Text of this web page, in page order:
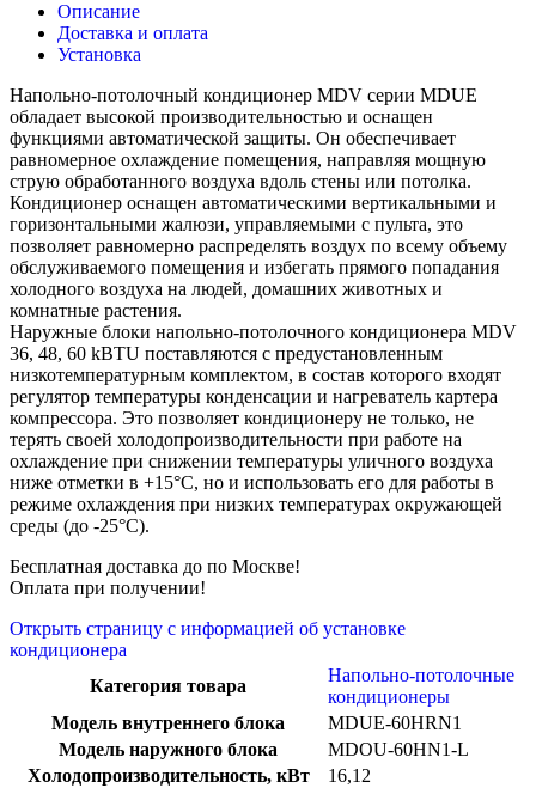
Описание
Доставка и оплата
Установка
Напольно-потолочный кондиционер MDV серии MDUE
обладает высокой производительностью и оснащен
функциями автоматической защиты. Он обеспечивает
равномерное охлаждение помещения, направляя мощную
струю обработанного воздуха вдоль стены или потолка.
Кондиционер оснащен автоматическими вертикальными и
горизонтальными жалюзи, управляемыми с пульта, это
позволяет равномерно распределять воздух по всему объему
обслуживаемого помещения и избегать прямого попадания
холодного воздуха на людей, домашних животных и
комнатные растения.
Наружные блоки напольно-потолочного кондиционера MDV
36, 48, 60 kBTU поставляются с предустановленным
низкотемпературным комплектом, в состав которого входят
регулятор температуры конденсации и нагреватель картера
компрессора. Это позволяет кондиционеру не только, не
терять своей холодопроизводительности при работе на
охлаждение при снижении температуры уличного воздуха
ниже отметки в +15°С, но и использовать его для работы в
режиме охлаждения при низких температурах окружающей
среды (до -25°С).
Бесплатная доставка до по Москве!
Оплата при получении!
Открыть страницу с информацией об установке
кондиционера
Категория товара
Напольно-потолочные
кондиционеры
Модель внутреннего блока
MDUE-60HRN1
Модель наружного блока
MDOU-60HN1-L
Холодопроизводительность, кВт
16,12